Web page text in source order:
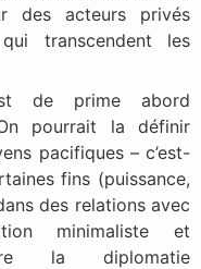
des acteurs privés
transcendent les
de prime abord
pourrait la définir
pacifiques – c’est-
fins (puissance,
des relations avec
minimaliste et
la diplomatie